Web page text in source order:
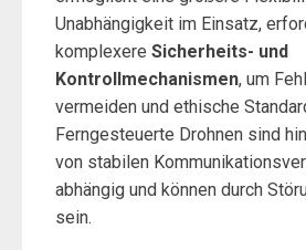
Unabhängigkeit im Einsatz,
komplexere Sicherheits- und
Kontrollmechanismen, um
vermeiden und ethische
Ferngesteuerte Drohnen sind
von stabilen
abhängig und können durch
sein.